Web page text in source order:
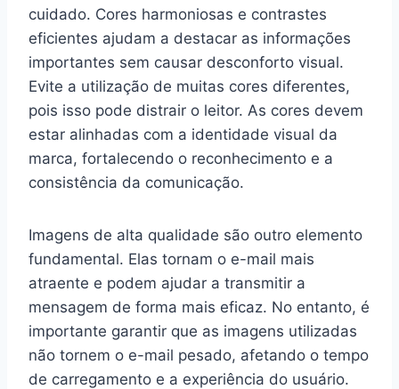
cuidado. Cores harmoniosas e contrastes
eficientes ajudam a destacar as informações
importantes sem causar desconforto visual.
Evite a utilização de muitas cores diferentes,
pois isso pode distrair o leitor. As cores devem
estar alinhadas com a identidade visual da
marca, fortalecendo o reconhecimento e a
consistência da comunicação.
Imagens de alta qualidade são outro elemento
fundamental. Elas tornam o e-mail mais
atraente e podem ajudar a transmitir a
mensagem de forma mais eficaz. No entanto, é
importante garantir que as imagens utilizadas
não tornem o e-mail pesado, afetando o tempo
de carregamento e a experiência do usuário.